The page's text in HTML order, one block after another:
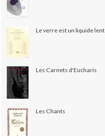
Le verre est un liquide lent
Les Carnets d'Eucharis
Les Chants